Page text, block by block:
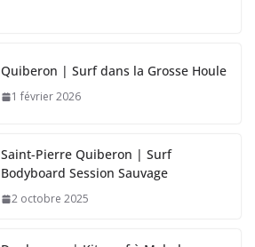
Quiberon | Surf dans la Grosse Houle
1 février 2026
Saint-Pierre Quiberon | Surf
Bodyboard Session Sauvage
2 octobre 2025